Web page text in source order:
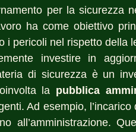
per la sicurezza
ha come obiettivo
i pericoli nel rispetto della
investire in
di sicurezza è un
la pubblica
Ad esempio,
all’amministrazione.